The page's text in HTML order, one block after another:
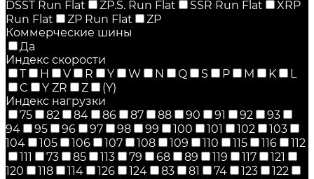
DSST Run Flat
ZP.S. Run Flat SSR Run Flat
XRP
Run Flat
ZP Run Flat
ZP
Коммерческие шины
Да
Индекс скорости
T
H V R Y W N Q S P M K
L
C
Y ZR Z
(Y)
Индекс нагрузки
75
82 84 86 87 88 90 91 92
93
94
95 96 97 98 99 100 101 102
103
104
105 106 107 108 109 110 115 116
112
111
73 85 113 79 68 89 119 117
121
120
118 114 126 124 83 81 74 123
122